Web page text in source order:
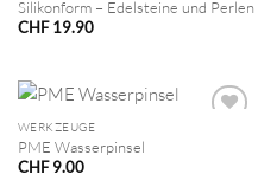
Silikonform – Edelsteine und Perlen
CHF19.90
WERKZEUGE
PME Wasserpinsel
CHF9.00